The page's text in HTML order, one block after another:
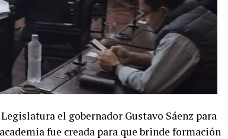
el gobernador Gustavo Sáenz para
fue creada para que brinde formación